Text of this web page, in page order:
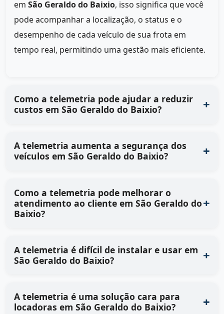
em São Geraldo do Baixio, isso significa que você
pode acompanhar a localização, o status e o
desempenho de cada veículo de sua frota em
tempo real, permitindo uma gestão mais eficiente.
Como a telemetria pode ajudar a reduzir
custos em São Geraldo do Baixio?
A telemetria aumenta a segurança dos
veículos em São Geraldo do Baixio?
Como a telemetria pode melhorar o
atendimento ao cliente em São Geraldo do
Baixio?
A telemetria é difícil de instalar e usar em
São Geraldo do Baixio?
A telemetria é uma solução cara para
locadoras em São Geraldo do Baixio?